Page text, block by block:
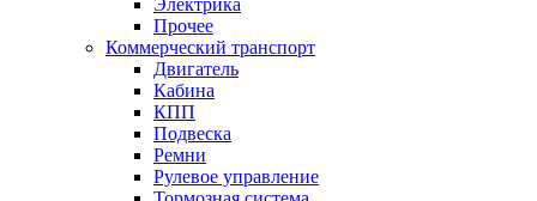
Электрика
Прочее
Коммерческий транспорт
Двигатель
Кабина
КПП
Подвеска
Ремни
Рулевое управление